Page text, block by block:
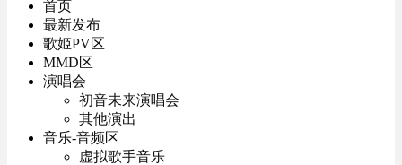
首页
最新发布
歌姬PV区
MMD区
演唱会
初音未来演唱会
其他演出
音乐-音频区
虚拟歌手音乐